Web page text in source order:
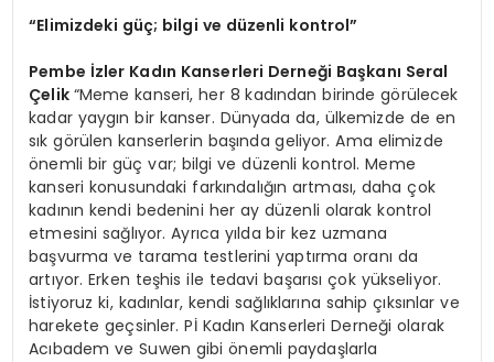
“Elimizdeki güç; bilgi ve düzenli kontrol”
Pembe İzler Kadın Kanserleri Derneği Başkanı Seral
Çelik “Meme kanseri, her 8 kadından birinde görülecek
kadar yaygın bir kanser. Dünyada da, ülkemizde de en
sık görülen kanserlerin başında geliyor. Ama elimizde
önemli bir güç var; bilgi ve düzenli kontrol. Meme
kanseri konusundaki farkındalığın artması, daha çok
kadının kendi bedenini her ay düzenli olarak kontrol
etmesini sağlıyor. Ayrıca yılda bir kez uzmana
başvurma ve tarama testlerini yaptırma oranı da
artıyor. Erken teşhis ile tedavi başarısı çok yükseliyor.
İstiyoruz ki, kadınlar, kendi sağlıklarına sahip çıksınlar ve
harekete geçsinler. Pİ Kadın Kanserleri Derneği olarak
Acıbadem ve Suwen gibi önemli paydaşlarla